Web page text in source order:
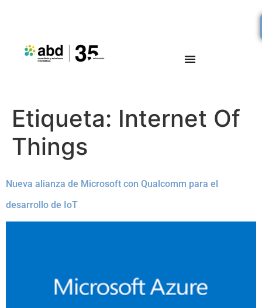
Etiqueta: Internet Of
Things
Nueva alianza de Microsoft con Qualcomm para el
desarrollo de IoT